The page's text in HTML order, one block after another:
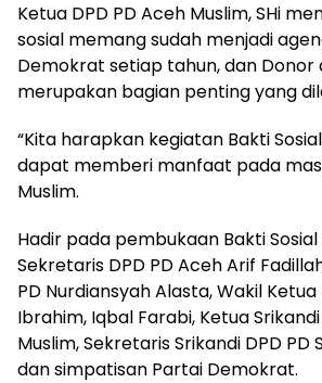
Ketua DPD PD Aceh Muslim, SHi
sosial memang sudah menjadi
Demokrat setiap tahun, dan Donor
merupakan bagian penting yang
“Kita harapkan kegiatan Bakti
dapat memberi manfaat pada
Muslim.
Hadir pada pembukaan Bakti
Sekretaris DPD PD Aceh Arif
PD Nurdiansyah Alasta, Wakil Ketua
Ibrahim, Iqbal Farabi, Ketua
Muslim, Sekretaris Srikandi DPD PD
dan simpatisan Partai Demokrat.